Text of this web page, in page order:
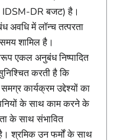
DR बजट) है।
में लॉन्च तत्परता
शामिल है।
एकल अनुबंध निष्पादित
करती है कि
कार्यक्रम उद्देश्यों का
के साथ काम करने के
के साथ संभावित
श्रमिक उन फर्मों के साथ